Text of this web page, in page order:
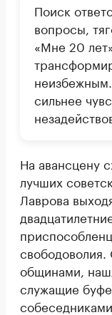
Поиск
вопросы,
«Мне 20
сильнее
На авансцену
лучших
Лаврова
общинами,
служащие